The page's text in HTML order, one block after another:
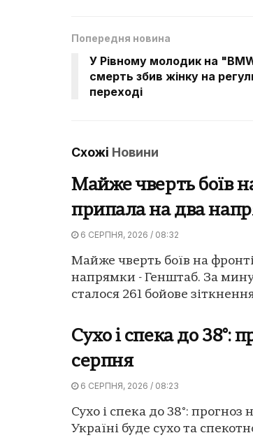
Попередня новина
У Рівному молодик на
смерть збив жінку на
переході
Схожі Новини
Майже чверть боїв
припала на два
6 СЕРПНЯ, 2026 / 08:32
Майже чверть боїв на
напрямки - Генштаб. За
сталося 261 бойове
Сухо і спека до 38°:
серпня
6 СЕРПНЯ, 2026 / 08:23
Сухо і спека до 38°: прогноз
Україні буде сухо та